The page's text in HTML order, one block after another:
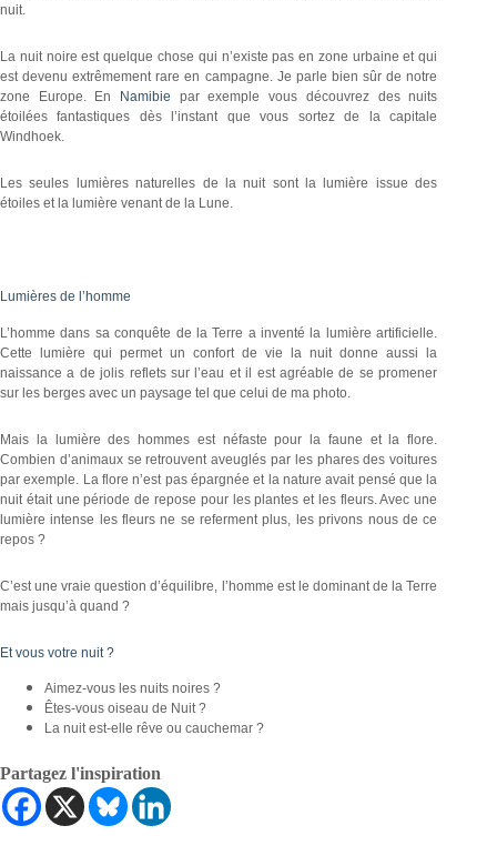
nuit.
La nuit noire est quelque chose qui n’existe pas en zone urbaine et qui
est devenu extrêmement rare en campagne. Je parle bien sûr de notre
zone Europe. En Namibie par exemple vous découvrez des nuits
étoilées fantastiques dès l’instant que vous sortez de la capitale
Windhoek.
Les seules lumières naturelles de la nuit sont la lumière issue des
étoiles et la lumière venant de la Lune.
Lumières de l’homme
L’homme dans sa conquête de la Terre a inventé la lumière artificielle.
Cette lumière qui permet un confort de vie la nuit donne aussi la
naissance a de jolis reflets sur l’eau et il est agréable de se promener
sur les berges avec un paysage tel que celui de ma photo.
Mais la lumière des hommes est néfaste pour la faune et la flore.
Combien d’animaux se retrouvent aveuglés par les phares des voitures
par exemple. La flore n’est pas épargnée et la nature avait pensé que la
nuit était une période de repose pour les plantes et les fleurs. Avec une
lumière intense les fleurs ne se referment plus, les privons nous de ce
repos ?
C’est une vraie question d’équilibre, l’homme est le dominant de la Terre
mais jusqu’à quand ?
Et vous votre nuit ?
Aimez-vous les nuits noires ?
Êtes-vous oiseau de Nuit ?
La nuit est-elle rêve ou cauchemar ?
Partagez l'inspiration